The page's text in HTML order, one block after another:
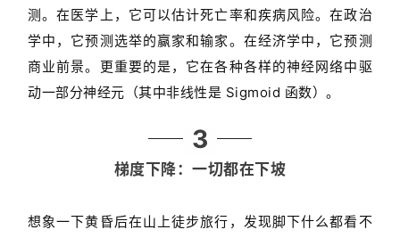
能
深
度
学
算
测。在医学上，它可以估计死亡率和疾病风险。在政治
学中，它预测选举的赢家和输家。在经济学中，它预测
商业前景。更重要的是，它在各种各样的神经网络中驱
动一部分神经元（其中非线性是 Sigmoid 函数）。
3
梯度下降：一切都在下坡
想象一下黄昏后在山上徒步旅行，发现脚下什么都看不